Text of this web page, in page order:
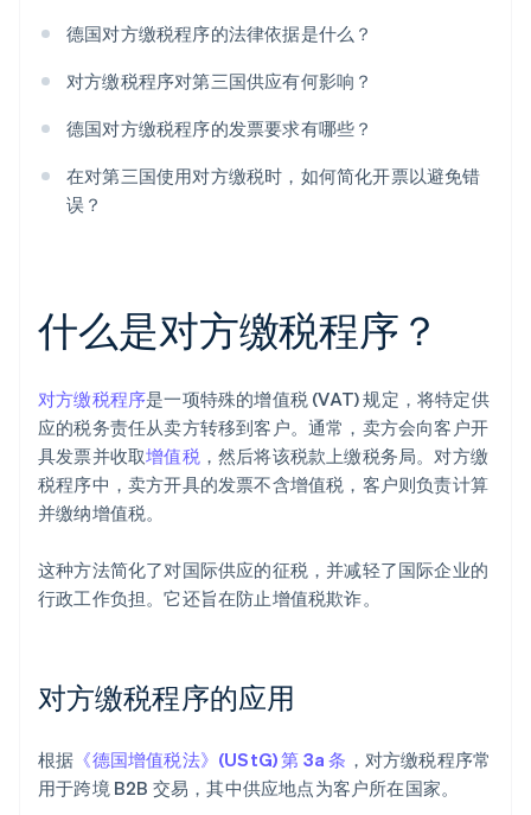
德国对方缴税程序的法律依据是什么？
对方缴税程序对第三国供应有何影响？
德国对方缴税程序的发票要求有哪些？
在对第三国使用对方缴税时，如何简化开票以避免错
误？
什么是对方缴税程序？
对方缴税程序是一项特殊的增值税 (VAT) 规定，将特定供
应的税务责任从卖方转移到客户。通常，卖方会向客户开
具发票并收取增值税，然后将该税款上缴税务局。对方缴
税程序中，卖方开具的发票不含增值税，客户则负责计算
并缴纳增值税。
这种方法简化了对国际供应的征税，并减轻了国际企业的
行政工作负担。它还旨在防止增值税欺诈。
对方缴税程序的应用
根据 《德国增值税法》(UStG) 第 3a 条 ，对方缴税程序常
用于跨境 B2B 交易，其中供应地点为客户所在国家。